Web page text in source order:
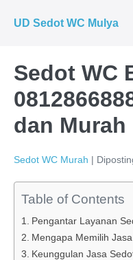
UD Sedot WC Mulya
Sedot WC
dan Murah
Sedot WC Murah |
Table of Contents
Pengantar Layanan
Mengapa Memilih
Keunggulan Jasa